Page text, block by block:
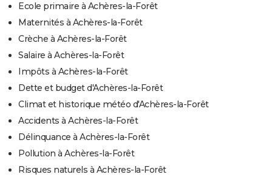
Ecole primaire à Achères-la-Forêt
Maternités à Achères-la-Forêt
Crèche à Achères-la-Forêt
Salaire à Achères-la-Forêt
Impôts à Achères-la-Forêt
Dette et budget d'Achères-la-Forêt
Climat et historique météo d'Achères-la-Forêt
Accidents à Achères-la-Forêt
Délinquance à Achères-la-Forêt
Pollution à Achères-la-Forêt
Risques naturels à Achères-la-Forêt